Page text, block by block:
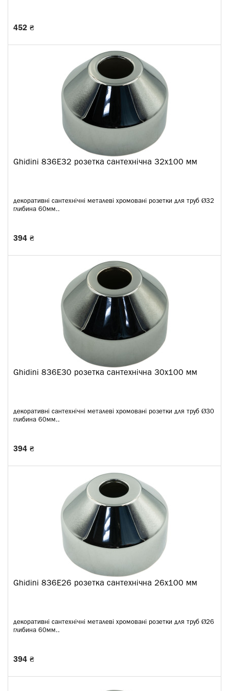
452 ₴
Ghidini 836E32 розетка сантехнічна 32x100 мм
декоративні сантехнічні металеві хромовані розетки для труб Ø32
глибина 60мм..
394 ₴
Ghidini 836E30 розетка сантехнічна 30x100 мм
декоративні сантехнічні металеві хромовані розетки для труб Ø30
глибина 60мм..
394 ₴
Ghidini 836E26 розетка сантехнічна 26х100 мм
декоративні сантехнічні металеві хромовані розетки для труб Ø26
глибина 60мм..
394 ₴